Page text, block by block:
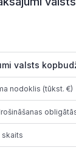
valsts
nodoklis (tūkst. €)
skaits